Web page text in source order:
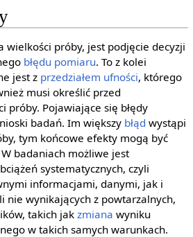
wielkości próby, jest podjęcie decyzji
błędu pomiaru. To z kolei
jest z przedziałem ufności, którego
musi określić przed
próby. Pojawiające się błędy
badań. Im większy błąd wystąpi
tym końcowe efekty mogą być
badaniach możliwe jest
systematycznych, czyli
informacjami, danymi, jak i
nie wynikających z powtarzalnych,
takich jak zmiana wyniku
w takich samych warunkach.